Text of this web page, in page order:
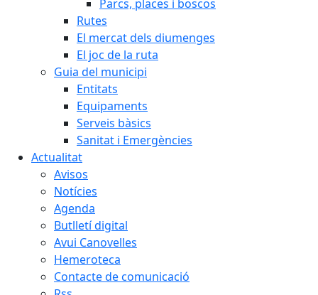
Parcs, places i boscos
Rutes
El mercat dels diumenges
El joc de la ruta
Guia del municipi
Entitats
Equipaments
Serveis bàsics
Sanitat i Emergències
Actualitat
Avisos
Notícies
Agenda
Butlletí digital
Avui Canovelles
Hemeroteca
Contacte de comunicació